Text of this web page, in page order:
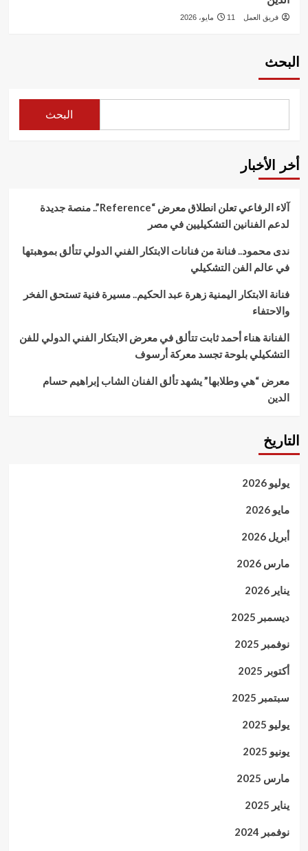
فريق العمل 11 مايو، 2026
البحث
البحث
أخر الأخبار
آلاء الرفاعي تعلن انطلاق معرض “Reference”.. منصة جديدة
لدعم الفنانين التشكيليين في مصر
ندى محمود.. فنانة من فنانات الابتكار الفني الدولي تتألق بموهبتها
في عالم الفن التشكيلي
فنانة الابتكار اليمنية زهرة عبد الحكيم.. مسيرة فنية تستحق الفخر
والاحتفاء
الفنانة هناء أحمد ثابت تتألق في معرض الابتكار الفني الدولي للفن
التشكيلي بلوحة تجسد معركة أرسوف
معرض “هي وطلابها” يشهد تألق الفنان الشاب إبراهيم حسام
الدين
التاريخ
يوليو 2026
مايو 2026
أبريل 2026
مارس 2026
يناير 2026
ديسمبر 2025
نوفمبر 2025
أكتوبر 2025
سبتمبر 2025
يوليو 2025
يونيو 2025
مارس 2025
يناير 2025
نوفمبر 2024